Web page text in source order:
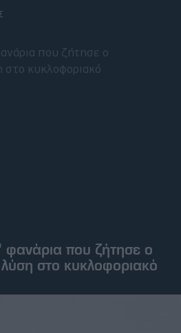
φανάρια που ζήτησε ο
στο κυκλοφοριακό